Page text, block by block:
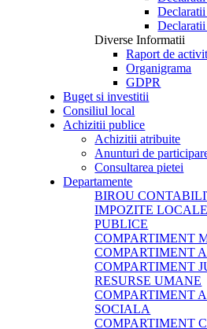
Diverse Informatii
Raport de
Organigrama
GDPR
Buget si investitii
Consiliul local
Achizitii publice
Achizitii atribuite
Anunturi de
Consultarea pietei
Departamente
BIROU
IMPOZITE
PUBLICE
COMPARTIMENT
COMPARTIMENT
COMPARTIMENT
RESURSE UMANE
COMPARTIMENT
SOCIALA
COMPARTIMENT